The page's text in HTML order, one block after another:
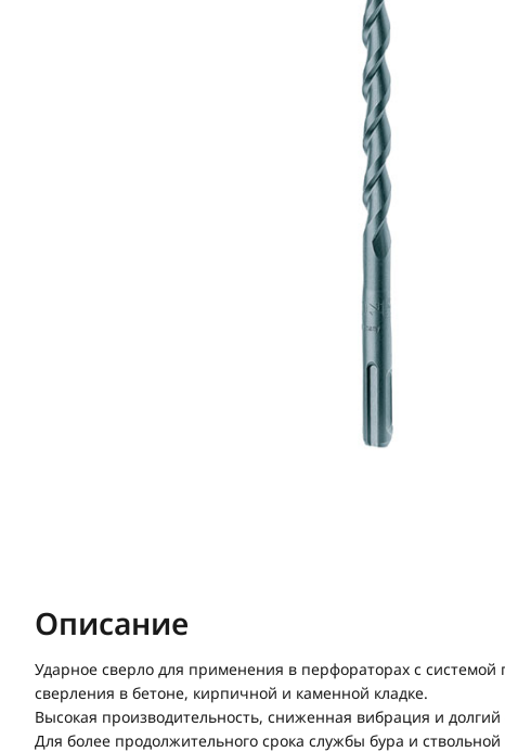
Описание
Ударное сверло для применения в перфораторах с системой
сверления в бетоне, кирпичной и каменной кладке.
Высокая производительность, сниженная вибрация и
Для более продолжительного срока службы бура и